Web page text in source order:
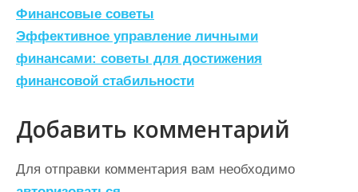
Н
а
в
и
г
а
ц
Финансовые советы
Эффективное управление личными
финансами: советы для достижения
финансовой стабильности
Добавить комментарий
Для отправки комментария вам необходимо